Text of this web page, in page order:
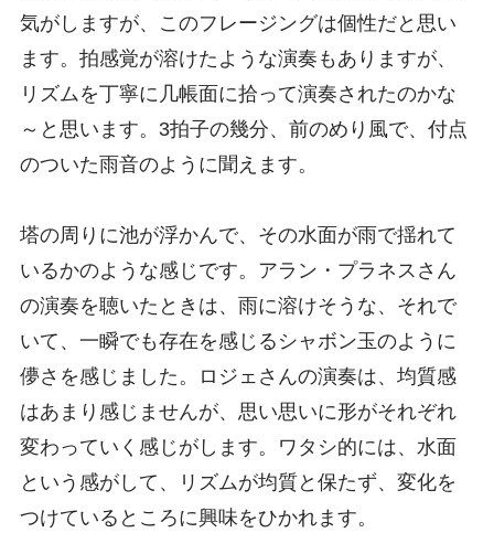
気がしますが、このフレージングは個性だと思い
ます。拍感覚が溶けたような演奏もありますが、
リズムを丁寧に几帳面に拾って演奏されたのかな
～と思います。3拍子の幾分、前のめり風で、付点
のついた雨音のように聞えます。
塔の周りに池が浮かんで、その水面が雨で揺れて
いるかのような感じです。アラン・プラネスさん
の演奏を聴いたときは、雨に溶けそうな、それで
いて、一瞬でも存在を感じるシャボン玉のように
儚さを感じました。ロジェさんの演奏は、均質感
はあまり感じませんが、思い思いに形がそれぞれ
変わっていく感じがします。ワタシ的には、水面
という感がして、リズムが均質と保たず、変化を
つけているところに興味をひかれます。